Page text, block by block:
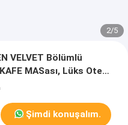
2/5
VELVET Bölümlü
MASası, Lüks Otel
Şimdi konuşalım.